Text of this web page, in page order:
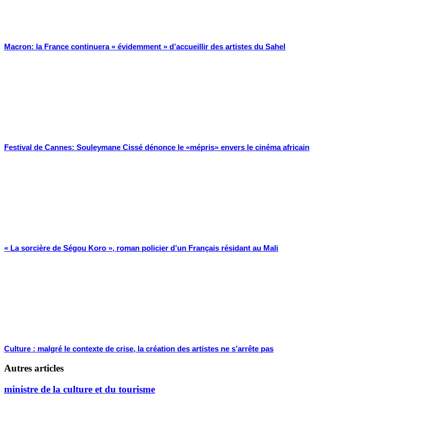
Macron: la France continuera « évidemment » d’accueillir des artistes du Sahel
Festival de Cannes: Souleymane Cissé dénonce le «mépris» envers le cinéma africain
« La sorcière de Ségou Koro », roman policier d’un Français résidant au Mali
Culture : malgré le contexte de crise, la création des artistes ne s’arrête pas
Autres articles
ministre de la culture et du tourisme